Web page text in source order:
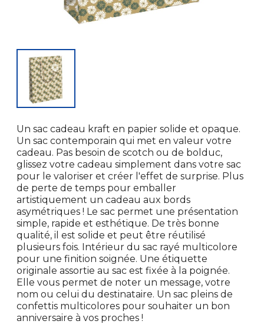
Un sac cadeau kraft en papier solide et opaque.
Un sac contemporain qui met en valeur votre
cadeau. Pas besoin de scotch ou de bolduc,
glissez votre cadeau simplement dans votre sac
pour le valoriser et créer l'effet de surprise. Plus
de perte de temps pour emballer
artistiquement un cadeau aux bords
asymétriques ! Le sac permet une présentation
simple, rapide et esthétique. De très bonne
qualité, il est solide et peut être réutilisé
plusieurs fois. Intérieur du sac rayé multicolore
pour une finition soignée. Une étiquette
originale assortie au sac est fixée à la poignée.
Elle vous permet de noter un message, votre
nom ou celui du destinataire. Un sac pleins de
confettis multicolores pour souhaiter un bon
anniversaire à vos proches !